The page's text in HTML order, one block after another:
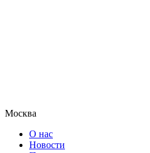
Москва
О нас
Новости